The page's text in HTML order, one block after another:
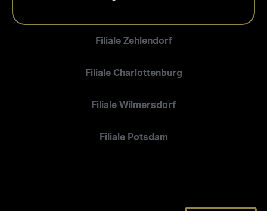
Filiale Zehlendorf
Filiale Charlottenburg
Filiale Wilmersdorf
Filiale Potsdam